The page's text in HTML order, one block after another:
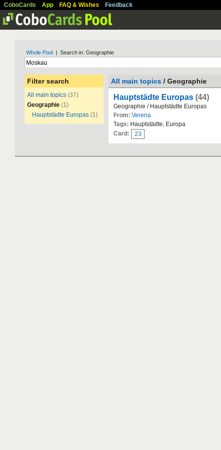
CoboCards App FAQ & Wishes Feedback
Whole Pool | Search in: Geographie
Filter search
All main topics (37)
Geographie (1)
Hauptstädte Europas (1)
All main topics / Geographie
Hauptstädte Europas (44)
Geographie / Hauptstädte Europas
From: Verena
Tags: Hauptstädte, Europa
Card:
23